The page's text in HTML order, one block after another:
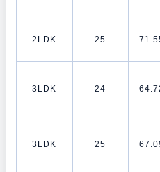
2LDK 25
3LDK 24
3LDK 25